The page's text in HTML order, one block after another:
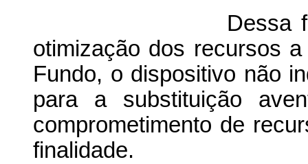
Dessa forma,
otimização dos recursos
Fundo, o dispositivo não
para a substituição
comprometimento de
finalidade.